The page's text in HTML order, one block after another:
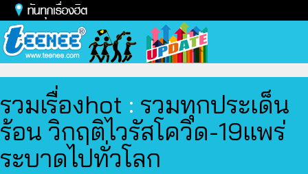
รวมเรื่องhot : รวมทุกประเด็น
ร้อน วิกฤติไวรัสโควิด-19แพร่
ระบาดไปทั่วโลก